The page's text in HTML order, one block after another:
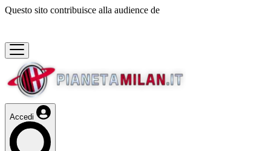
Questo sito contribuisce alla audience de
Accedi